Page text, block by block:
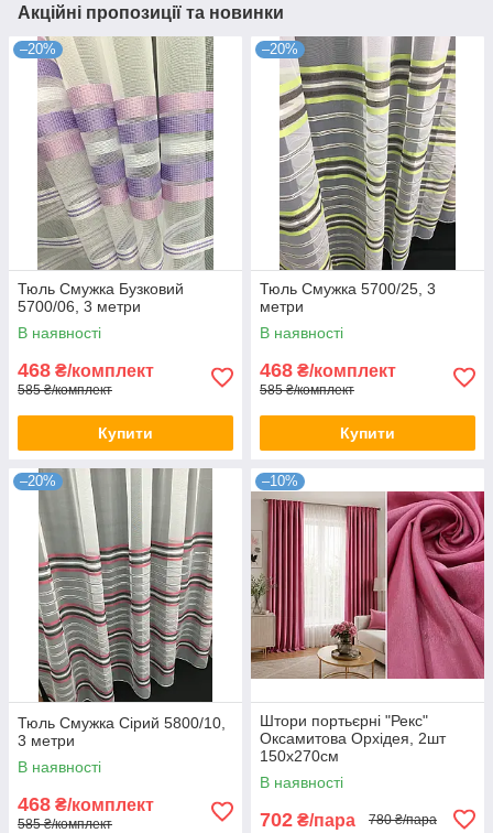
Акційні пропозиції та новинки
–20%
Тюль Смужка Бузковий
5700/06, 3 метри
В наявності
468 ₴/комплект
585 ₴/комплект
Купити
–20%
Тюль Смужка 5700/25, 3
метри
В наявності
468 ₴/комплект
585 ₴/комплект
Купити
–20%
Тюль Смужка Сірий 5800/10,
3 метри
В наявності
468 ₴/комплект
585 ₴/комплект
–10%
Штори портьєрні "Рекс"
Оксамитова Орхідея, 2шт
150х270см
В наявності
702 ₴/пара 780 ₴/пара